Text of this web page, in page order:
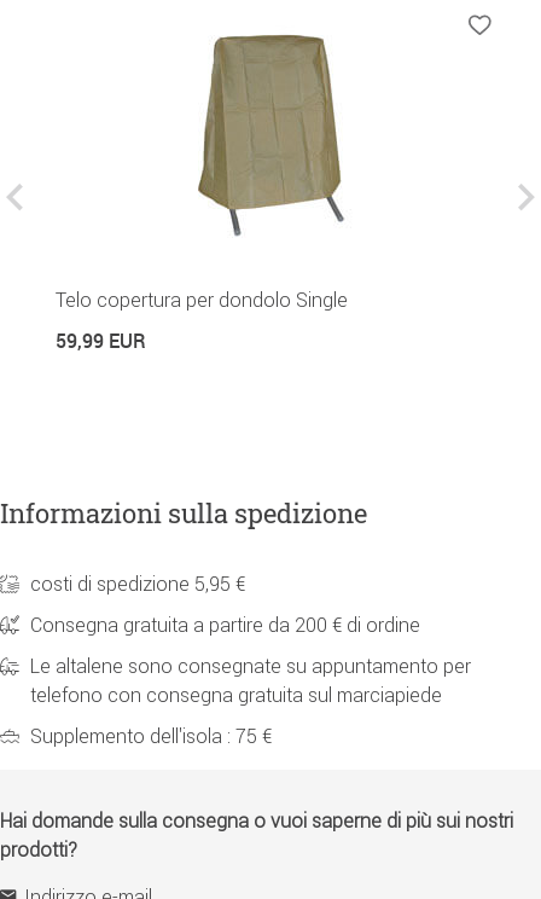
Telo copertura per dondolo Single
59,99 EUR
Informazioni sulla spedizione
costi di spedizione 5,95 €
Consegna gratuita a partire da 200 € di ordine
Le altalene sono consegnate su appuntamento per
telefono con consegna gratuita sul marciapiede
Supplemento dell'isola : 75 €
Hai domande sulla consegna o vuoi saperne di più sui nostri
prodotti?